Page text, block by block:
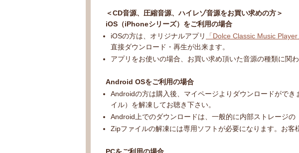
＜CD音源、圧縮音源、ハイレゾ音源をお買い求めの方＞
iOS（iPhoneシリーズ）をご利用の場合
iOSの方は、オリジナルアプリ
「Dolce Classic Music Player
直接ダウンロード・再生が出来ます。
アプリをお使いの場合、お買い求め頂いた音源の種類に関
Android OSをご利用の場合
Androidの方は購入後、マイページよりダウンロードがで
イル）を解凍してお聴き下さい。
Android上でのダウンロードは、一般的に内部ストレージの
Zipファイルの解凍には専用ソフトが必要になります。お客